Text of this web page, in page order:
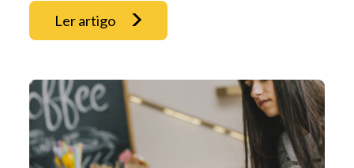
Ler artigo